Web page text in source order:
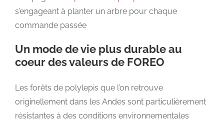
s’engageant à planter un arbre pour chaque
commande passée
Un mode de vie plus durable au
coeur des valeurs de FOREO
Les forêts de polylepis que l’on retrouve
originellement dans les Andes sont particulièrement
résistantes à des conditions environnementales